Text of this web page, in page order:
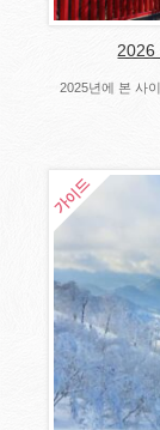
2026
2025년에 본 사